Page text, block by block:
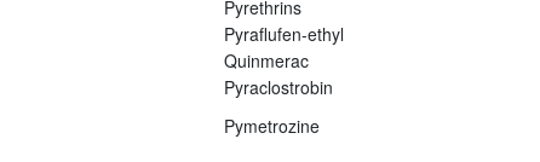
Pyrethrins
Pyraflufen-ethyl
Quinmerac
Pyraclostrobin
Pymetrozine